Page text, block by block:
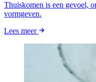
Thuiskomen is een gevoel,
vormgeven.
Lees meer